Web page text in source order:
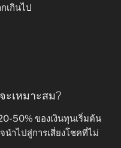
เกินไป
ะเหมาะสม?
50% ของเงินทุนเริ่มต้น
นำไปสู่การเสี่ยงโชคที่ไม่